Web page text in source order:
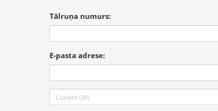
Tālruņa numurs:
E-pasta adrese: